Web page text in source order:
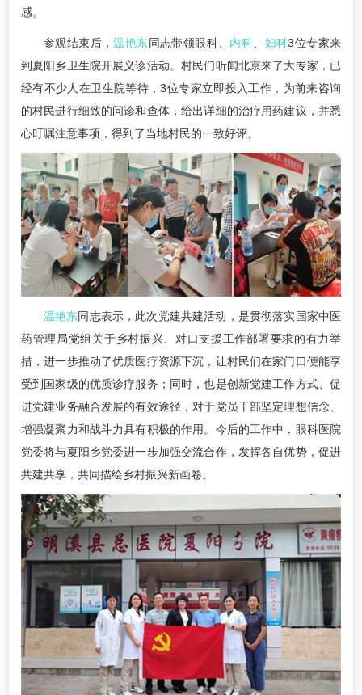
感。
参观结束后，温艳东同志带领眼科、 内科 妇科3位专家来
到夏阳乡卫生院开展义诊活动。村民们听闻北京来了大专家，已
经有不少人在卫生院等待，3位专家立即投入工作，为前来咨询
的村民进行细致的问诊和查体，给出详细的治疗用药建议，并悉
心叮嘱注意事项，得到了当地村民的一致好评。
温艳东同志表示，此次党建共建活动，是贯彻落实国家中医
药管理局党组关于乡村振兴、对口支援工作部署要求的有力举
措，进一步推动了优质医疗资源下沉，让村民们在家门口便能享
受到国家级的优质诊疗服务；同时，也是创新党建工作方式、促
进党建业务融合发展的有效途径，对于党员干部坚定理想信念、
增强凝聚力和战斗力具有积极的作用。今后的工作中，眼科医院
党委将与夏阳乡党委进一步加强交流合作，发挥各自优势，促进
共建共享，共同描绘乡村振兴新画卷。